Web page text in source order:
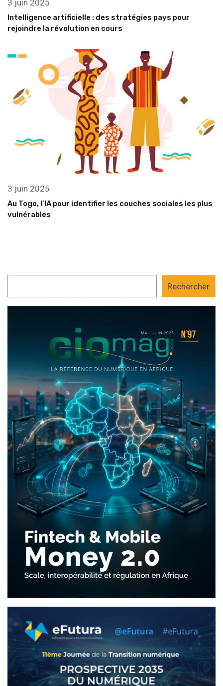
3 juin 2025
Intelligence artificielle : des stratégies pays pour
rejoindre la révolution en cours
3 juin 2025
Au Togo, l’IA pour identifier les couches sociales les plus
vulnérables
Rechercher